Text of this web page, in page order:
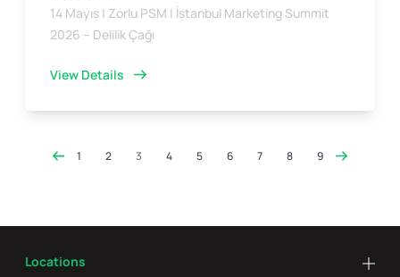
14 Mayıs | Zorlu PSM | İstanbul Marketing Summit
2026 – Delilik Çağı
View Details
1 2 3 4 5 6 7 8 9
Locations